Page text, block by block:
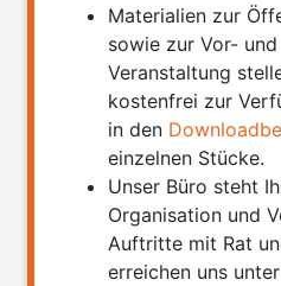
Materialien zur
sowie zur Vor-
Veranstaltung
kostenfrei zur
in den
einzelnen Stücke.
Unser Büro steht
Organisation und
Auftritte mit Rat
erreichen uns